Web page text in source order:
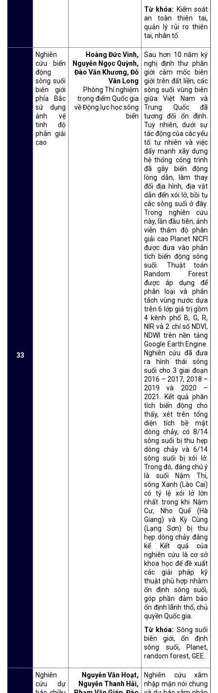
Từ khóa: Kiểm soát
an toàn thiên tai,
quản lý rủi ro thiên
tai, nhân tố.
33
Nghiên
cứu biến
động
sông suối
biên giới
phía Bắc
sử dụng
ảnh vệ
tinh độ
phân giải
cao
Hoàng Đức Vinh,
Nguyễn Ngọc Quỳnh,
Đào Văn Khương, Đỗ
Vân Long
Phòng Thí nghiệm
trọng điểm Quốc gia
về Động lực học sông
biển
Sau hơn 10 năm ký
nghị định thư phân
giới cắm mốc biên
giới trên đất liền, các
sông suối vùng biên
giữa Việt Nam và
Trung Quốc đã
tương đối ổn định.
Tuy nhiên, dưới sự
tác động của các yếu
tố tự nhiên và việc
đẩy mạnh xây dựng
hệ thống công trình
đã gây biến động
lòng dẫn, làm thay
đổi địa hình, địa vật
dẫn đến xói lở, bồi tụ
các sông suối ở đây.
Trong nghiên cứu
này, lần đầu tiên, ảnh
viễn thám độ phân
giải cao Planet NICFI
được đưa vào phân
tích biến động sông
suối. Thuật toán
Random Forest
được áp dụng để
phân loại và phân
tách vùng nước dựa
trên 6 lớp giá trị gồm
4 kênh phổ B, G, R,
NIR và 2 chỉ số NDVI,
NDWI trên nền tảng
Google Earth Engine.
Nghiên cứu đã đưa
ra hình thái sông
suối cho 3 giai đoạn
2016 – 2017, 2018 –
2019 và 2020 –
2021. Kết quả phân
tích biến động cho
thấy, xét trên tổng
diện tích bề mặt
dòng chảy, có 8/14
sông suối bị thu hẹp
dòng chảy và 6/14
sông suối bị xói lở.
Trong đó, đáng chú ý
là suối Nậm Thi,
sông Xanh (Lào Cai)
có tỷ lệ xói lở lớn
nhất trong khi Nậm
Cư, Nho Quế (Hà
Giang) và Kỳ Cùng
(Lạng Sơn) bị thu
hẹp dòng chảy đáng
kể. Kết quả của
nghiên cứu là cơ sở
khoa học để đề xuất
các giải pháp kỹ
thuật phù hợp nhằm
ổn định sông suối,
góp phần đảm bảo
ổn định lãnh thổ, chủ
quyền Quốc gia.
Từ khóa: Sông suối
biên giới, ổn định
sông suối, Planet,
random forest, GEE.
Nghiên
cứu dự
Nguyễn Văn Hoạt,
Nguyễn Thanh Hải,
Nghiên cứu xâm
nhập mặn nói chung